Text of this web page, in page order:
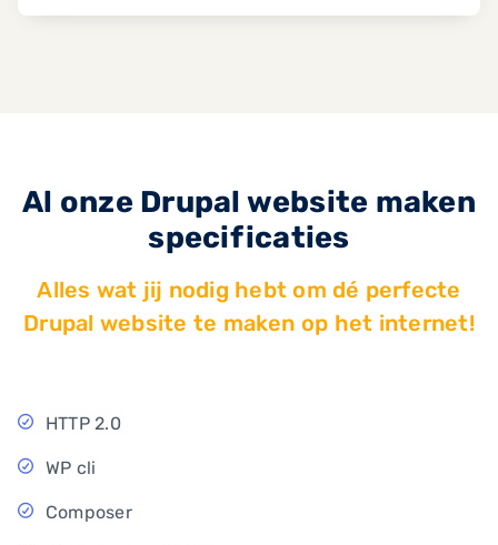
Al onze Drupal website maken
specificaties
Alles wat jij nodig hebt om dé perfecte
Drupal website te maken op het internet!
HTTP 2.0
WP cli
Composer